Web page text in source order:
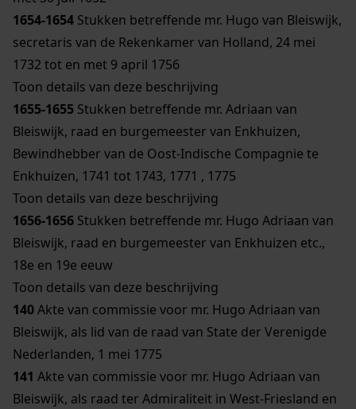
1654-1654 Stukken betreffende mr. Hugo van Bleiswijk,
secretaris van de Rekenkamer van Holland, 24 mei
1732 tot en met 9 april 1756
Toon details van deze beschrijving
1655-1655 Stukken betreffende mr. Adriaan van
Bleiswijk, raad en burgemeester van Enkhuizen,
Bewindhebber van de Oost-Indische Compagnie te
Enkhuizen, 1741 tot 1743, 1771 , 1775
Toon details van deze beschrijving
1656-1656 Stukken betreffende mr. Hugo Adriaan van
Bleiswijk, raad en burgemeester van Enkhuizen etc.,
18e en 19e eeuw
Toon details van deze beschrijving
140Akte van commissie voor mr. Hugo Adriaan van
Bleiswijk, als lid van de raad van State der Verenigde
Nederlanden, 1 mei 1775
141 Akte van commissie voor mr. Hugo Adriaan van
Bleiswijk, als raad ter Admiraliteit in West-Friesland en